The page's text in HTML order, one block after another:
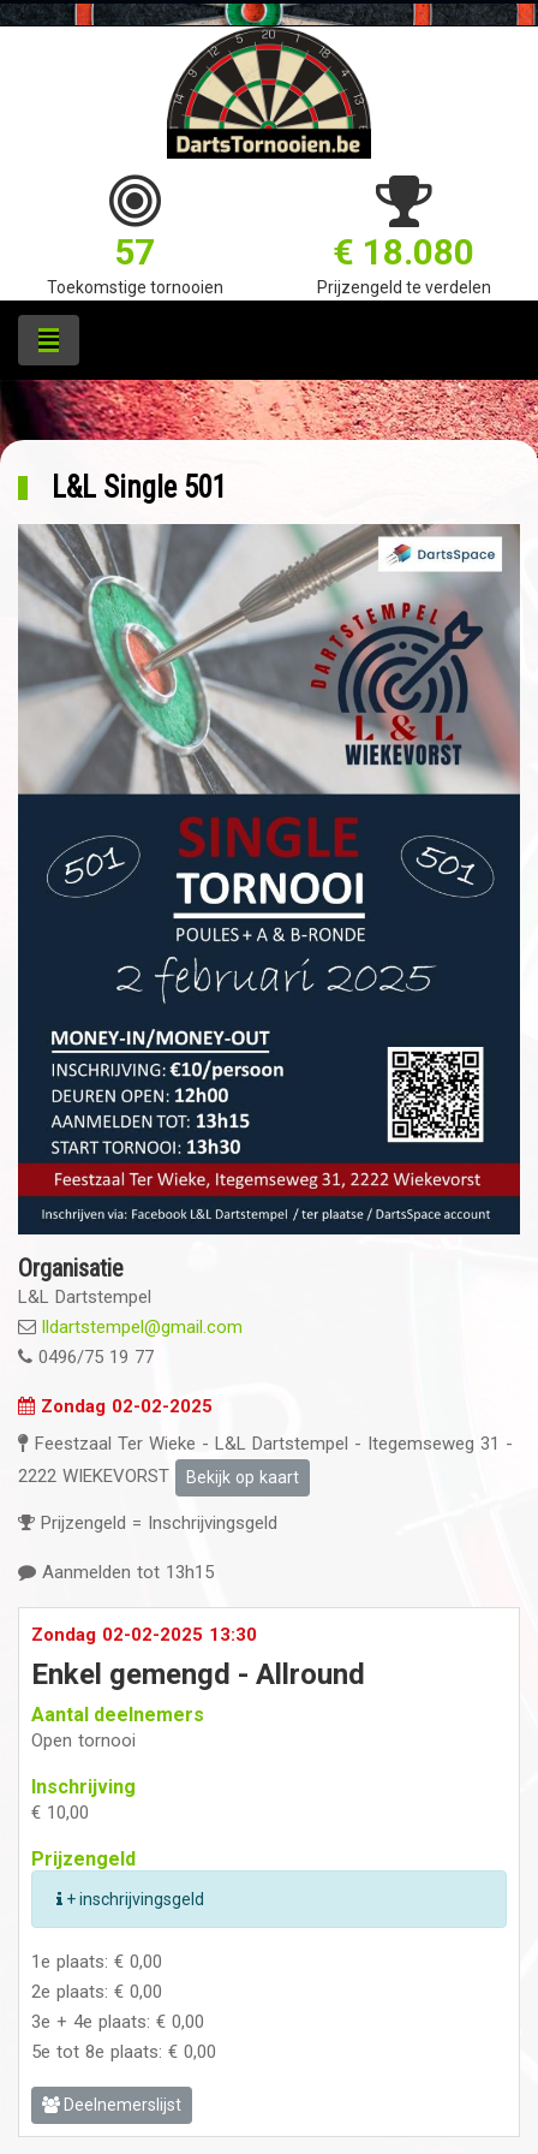
57
Toekomstige tornooien
€ 18.080
Prijzengeld te verdelen
L&L Single 501
Organisatie
L&L Dartstempel
lldartstempel@gmail.com
0496/75 19 77
Zondag 02-02-2025
Feestzaal Ter Wieke - L&L Dartstempel - Itegemseweg 31 -
2222 WIEKEVORST
Bekijk op kaart
Prijzengeld = Inschrijvingsgeld
Aanmelden tot 13h15
Zondag 02-02-2025 13:30
Enkel gemengd - Allround
Aantal deelnemers
Open tornooi
Inschrijving
€ 10,00
Prijzengeld
+ inschrijvingsgeld
1e plaats: € 0,00
2e plaats: € 0,00
3e + 4e plaats: € 0,00
5e tot 8e plaats: € 0,00
Deelnemerslijst